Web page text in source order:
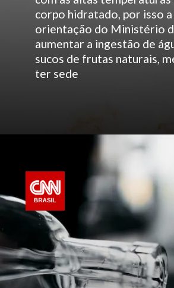
corpo hidratado, por isso a
orientação do Ministério
aumentar a ingestão de
sucos de frutas naturais,
ter sede